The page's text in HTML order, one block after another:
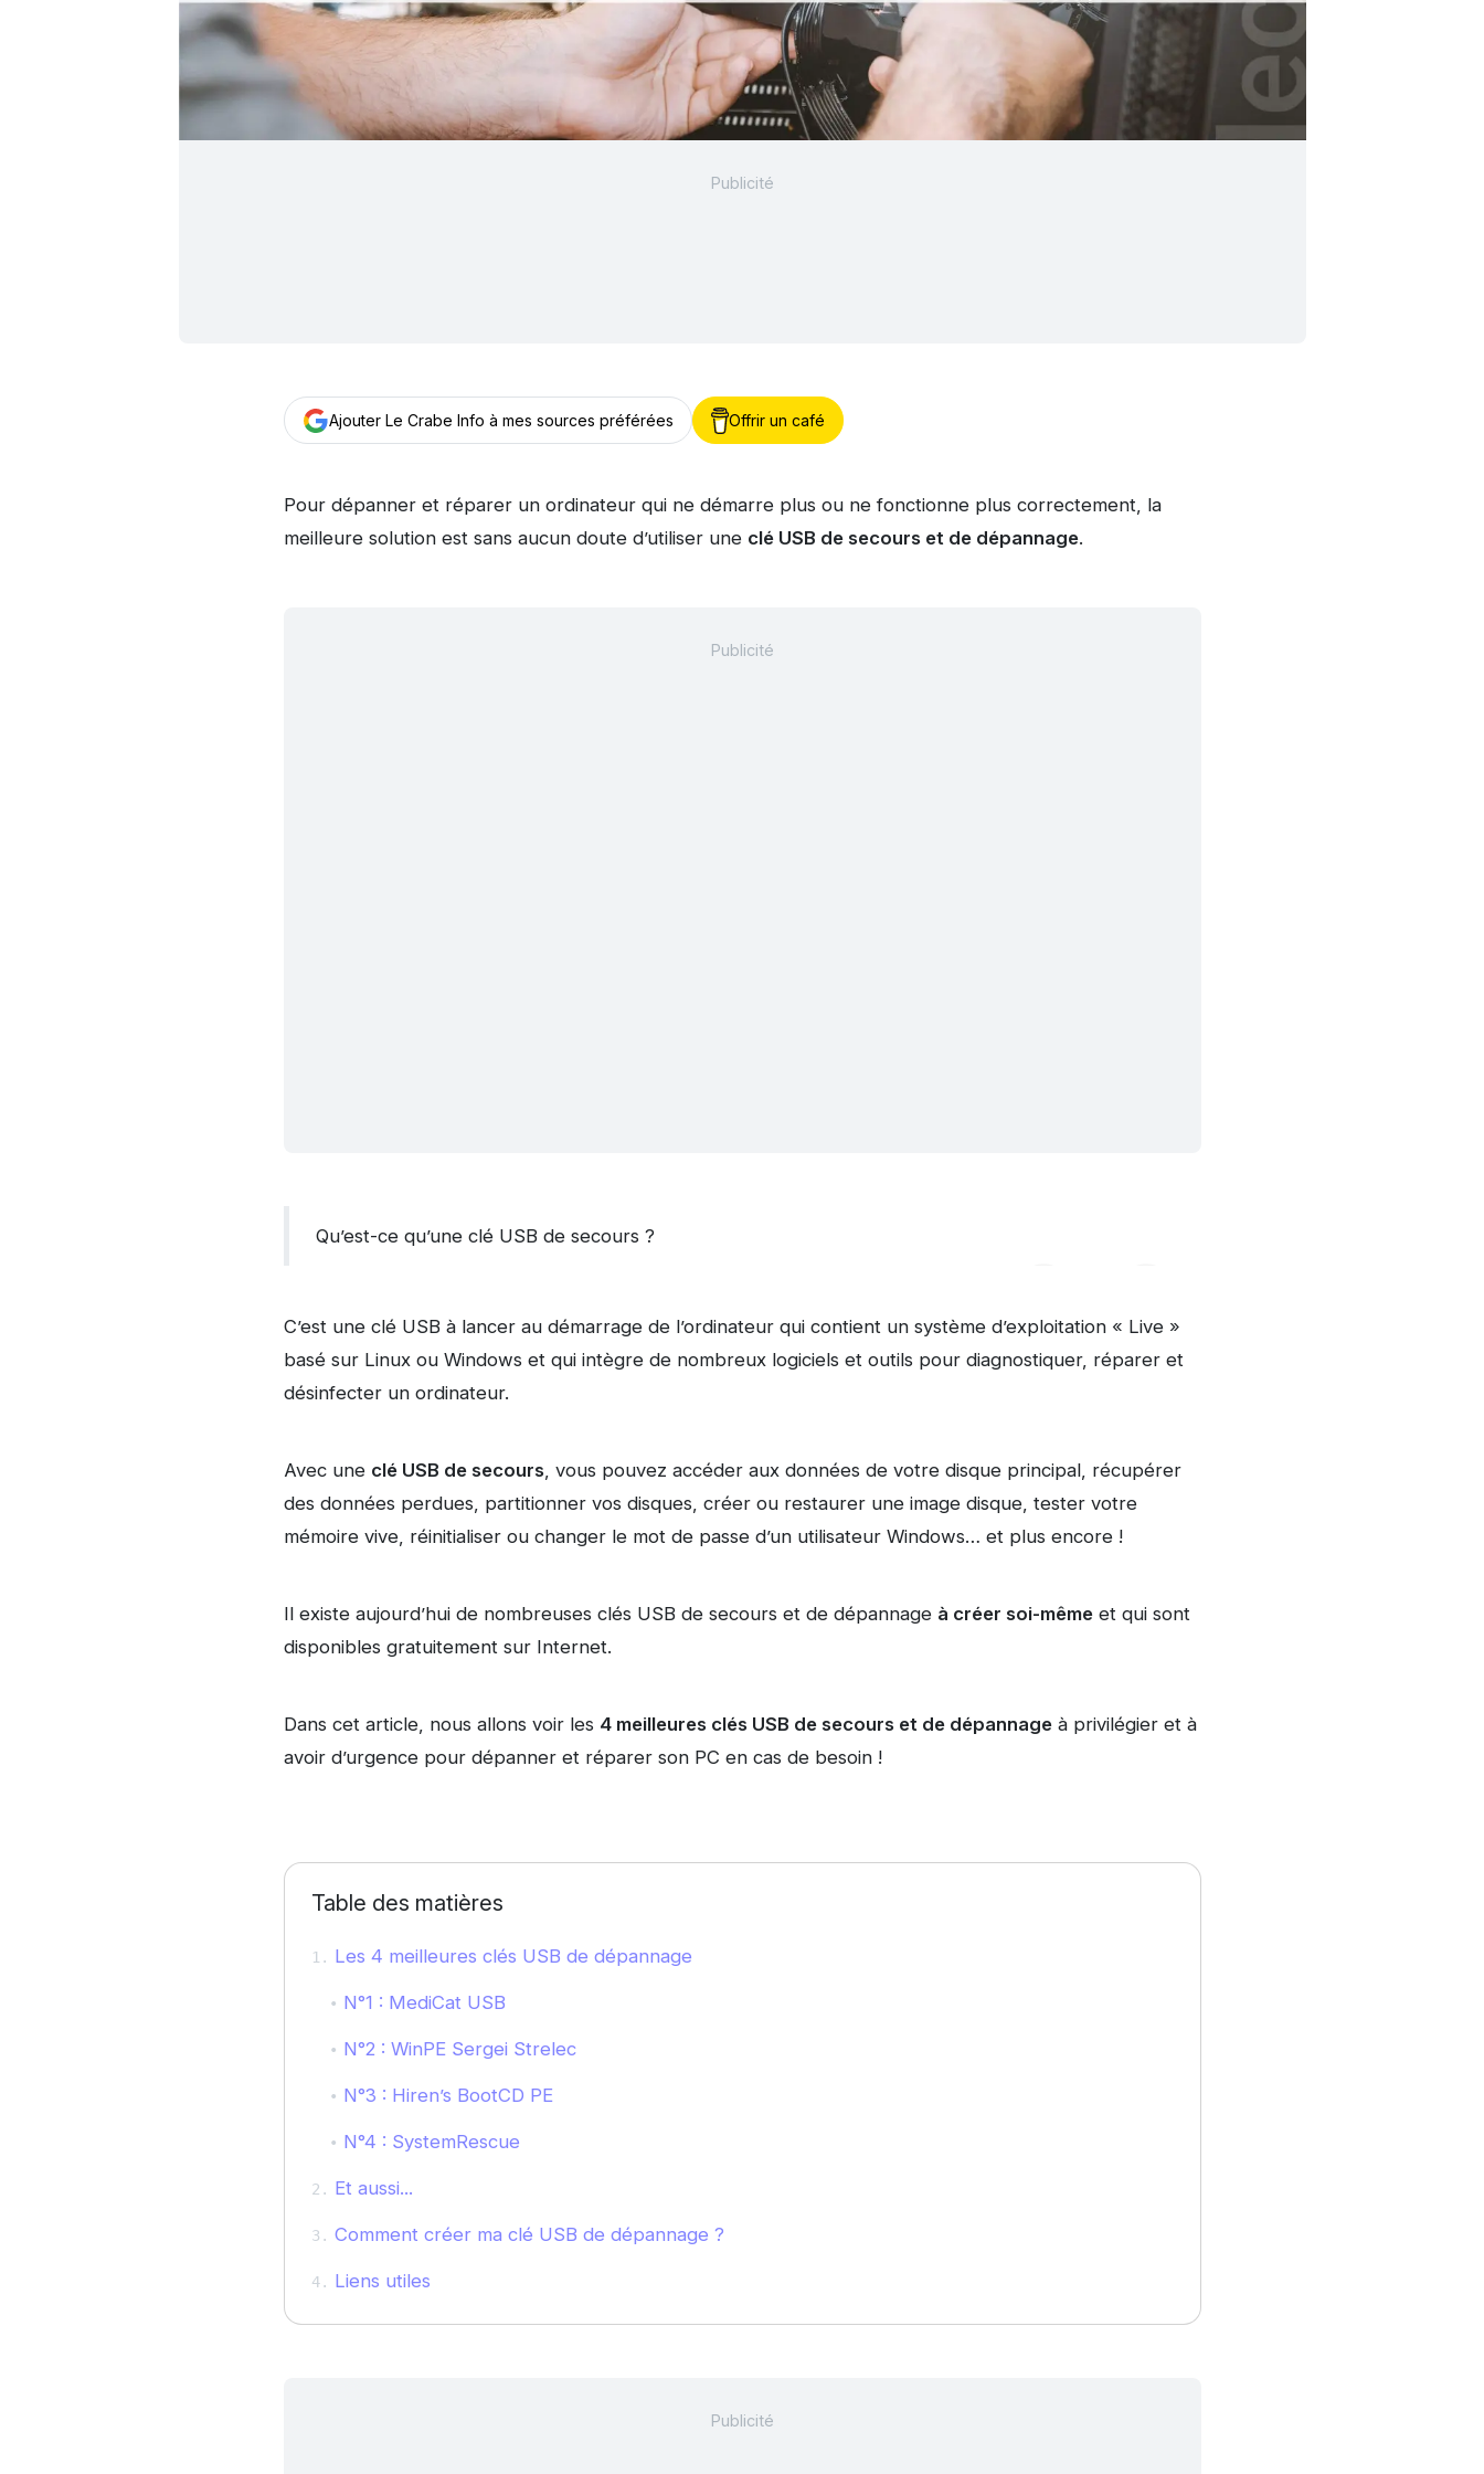
Ajouter Le Crabe Info à mes sources préférées Offrir un café
Pour dépanner et réparer un ordinateur qui ne démarre plus ou ne fonctionne plus correctement, la
meilleure solution est sans aucun doute d’utiliser une clé USB de secours et de dépannage.
Qu’est-ce qu’une clé USB de secours ?
C’est une clé USB à lancer au démarrage de l’ordinateur qui contient un système d’exploitation « Live »
basé sur Linux ou Windows et qui intègre de nombreux logiciels et outils pour diagnostiquer, réparer et
désinfecter un ordinateur.
Avec une clé USB de secours, vous pouvez accéder aux données de votre disque principal, récupérer
des données perdues, partitionner vos disques, créer ou restaurer une image disque, tester votre
mémoire vive, réinitialiser ou changer le mot de passe d’un utilisateur Windows… et plus encore !
Il existe aujourd’hui de nombreuses clés USB de secours et de dépannage à créer soi-mêmeet qui sont
disponibles gratuitement sur Internet.
Dans cet article, nous allons voir les 4 meilleures clés USB de secours et de dépannageà privilégier et à
avoir d’urgence pour dépanner et réparer son PC en cas de besoin !
Table des matières
Les 4 meilleures clés USB de dépannage
N°1 : MediCat USB
N°2 : WinPE Sergei Strelec
N°3 : Hiren’s BootCD PE
N°4 : SystemRescue
Et aussi...
Comment créer ma clé USB de dépannage ?
Liens utiles